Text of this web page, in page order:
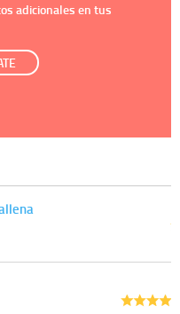
adicionales en tus